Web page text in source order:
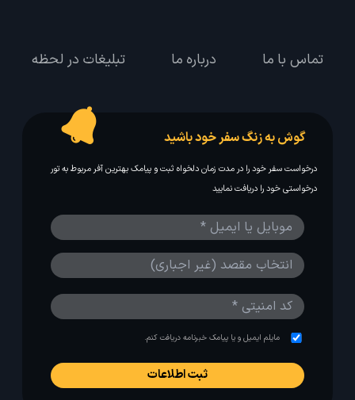
تماس با ما درباره ما تبلیغات در لحظه
گوش به زنگ سفر خود باشید
درخواست سفر خود را در مدت زمان دلخواه ثبت و پیامک بهترین آفر مربوط به تور
درخواستی خود را دریافت نمایید
مایلم ایمیل و یا پیامک خبرنامه دریافت کنم.